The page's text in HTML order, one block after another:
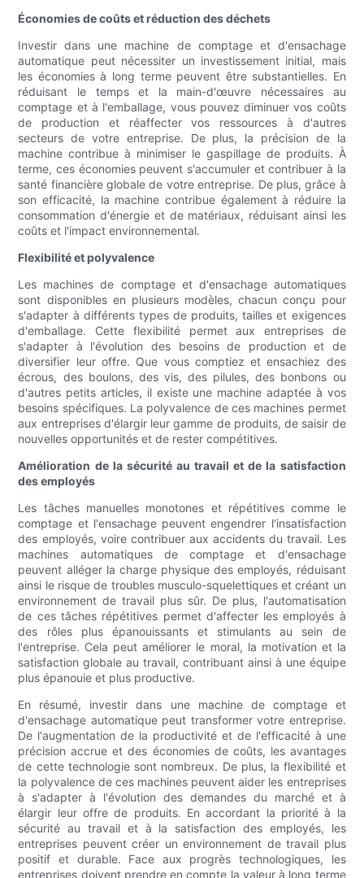
Économies de coûts et réduction des déchets
Investir dans une machine de comptage et d'ensachage
automatique peut nécessiter un investissement initial, mais
les économies à long terme peuvent être substantielles. En
réduisant le temps et la main-d'œuvre nécessaires au
comptage et à l'emballage, vous pouvez diminuer vos coûts
de production et réaffecter vos ressources à d'autres
secteurs de votre entreprise. De plus, la précision de la
machine contribue à minimiser le gaspillage de produits. À
terme, ces économies peuvent s'accumuler et contribuer à la
santé financière globale de votre entreprise. De plus, grâce à
son efficacité, la machine contribue également à réduire la
consommation d'énergie et de matériaux, réduisant ainsi les
coûts et l'impact environnemental.
Flexibilité et polyvalence
Les machines de comptage et d'ensachage automatiques
sont disponibles en plusieurs modèles, chacun conçu pour
s'adapter à différents types de produits, tailles et exigences
d'emballage. Cette flexibilité permet aux entreprises de
s'adapter à l'évolution des besoins de production et de
diversifier leur offre. Que vous comptiez et ensachiez des
écrous, des boulons, des vis, des pilules, des bonbons ou
d'autres petits articles, il existe une machine adaptée à vos
besoins spécifiques. La polyvalence de ces machines permet
aux entreprises d'élargir leur gamme de produits, de saisir de
nouvelles opportunités et de rester compétitives.
Amélioration de la sécurité au travail et de la satisfaction
des employés
Les tâches manuelles monotones et répétitives comme le
comptage et l'ensachage peuvent engendrer l'insatisfaction
des employés, voire contribuer aux accidents du travail. Les
machines automatiques de comptage et d'ensachage
peuvent alléger la charge physique des employés, réduisant
ainsi le risque de troubles musculo-squelettiques et créant un
environnement de travail plus sûr. De plus, l'automatisation
de ces tâches répétitives permet d'affecter les employés à
des rôles plus épanouissants et stimulants au sein de
l'entreprise. Cela peut améliorer le moral, la motivation et la
satisfaction globale au travail, contribuant ainsi à une équipe
plus épanouie et plus productive.
En résumé, investir dans une machine de comptage et
d'ensachage automatique peut transformer votre entreprise.
De l'augmentation de la productivité et de l'efficacité à une
précision accrue et des économies de coûts, les avantages
de cette technologie sont nombreux. De plus, la flexibilité et
la polyvalence de ces machines peuvent aider les entreprises
à s'adapter à l'évolution des demandes du marché et à
élargir leur offre de produits. En accordant la priorité à la
sécurité au travail et à la satisfaction des employés, les
entreprises peuvent créer un environnement de travail plus
positif et durable. Face aux progrès technologiques, les
entreprises doivent prendre en compte la valeur à long terme